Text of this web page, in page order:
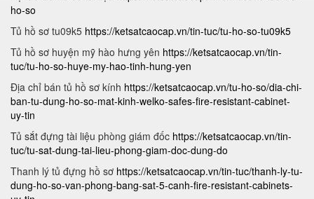
ho-so
Tủ hồ sơ tu09k5 https://ketsatcaocap.vn/tin-tuc/tu-ho-so-tu09k5
Tủ hồ sơ huyện mỹ hào hưng yên https://ketsatcaocap.vn/tin-
tuc/tu-ho-so-huye-my-hao-tinh-hung-yen
Địa chỉ bán tủ hồ sơ kính https://ketsatcaocap.vn/tu-ho-so/dia-chi-
ban-tu-dung-ho-so-mat-kinh-welko-safes-fire-resistant-cabinet-
uy-tin
Tủ sắt đựng tài liệu phòng giám đốc https://ketsatcaocap.vn/tin-
tuc/tu-sat-dung-tai-lieu-phong-giam-doc-dung-do
Thanh lý tủ đựng hồ sơ https://ketsatcaocap.vn/tin-tuc/thanh-ly-tu-
dung-ho-so-van-phong-bang-sat-5-canh-fire-resistant-cabinets-